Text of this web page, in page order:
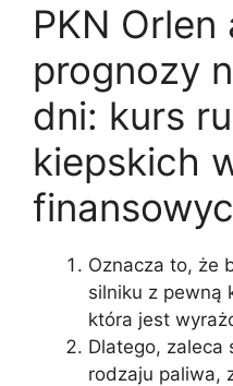
PKN Orlen
prognozy
dni: kurs
kiepskich
Oznacza to, że
silniku z pewną
która jest
Dlatego, zaleca
rodzaju paliwa,